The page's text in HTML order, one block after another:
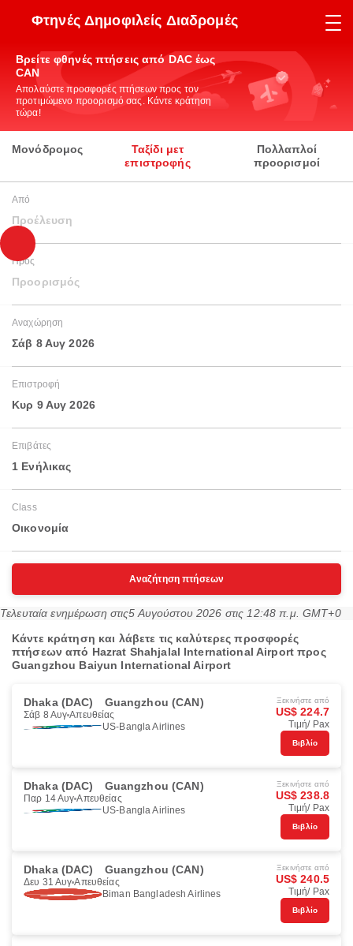
Φτηνές Δημοφιλείς Διαδρομές
Βρείτε φθηνές πτήσεις από DAC έως
CAN
Απολαύστε προσφορές πτήσεων προς τον
προτιμώμενο προορισμό σας. Κάντε κράτηση
τώρα!
Μονόδρομος
Ταξίδι μετ
επιστροφής
Πολλαπλοί
προορισμοί
Από
Προέλευση
Προς
Προορισμός
Αναχώρηση
Σάβ 8 Αυγ 2026
Επιστροφή
Κυρ 9 Αυγ 2026
Επιβάτες
1 Ενήλικας
Class
Οικονομία
Αναζήτηση πτήσεων
Τελευταία ενημέρωση στις5 Αυγούστου 2026 στις 12:48 π.μ. GMT+0
Κάντε κράτηση και λάβετε τις καλύτερες προσφορές
πτήσεων από Hazrat Shahjalal International Airport προς
Guangzhou Baiyun International Airport
Dhaka (DAC) Guangzhou (CAN)
Σάβ 8 Αυγ Απευθείας
US-Bangla Airlines
Ξεκινήστε από
US$ 224.7
Τιμή/ Pax
Βιβλίο
Dhaka (DAC) Guangzhou (CAN)
Παρ 14 Αυγ Απευθείας
US-Bangla Airlines
Ξεκινήστε από
US$ 238.8
Τιμή/ Pax
Βιβλίο
Dhaka (DAC) Guangzhou (CAN)
Δευ 31 Αυγ Απευθείας
Biman Bangladesh Airlines
Ξεκινήστε από
US$ 240.5
Τιμή/ Pax
Βιβλίο